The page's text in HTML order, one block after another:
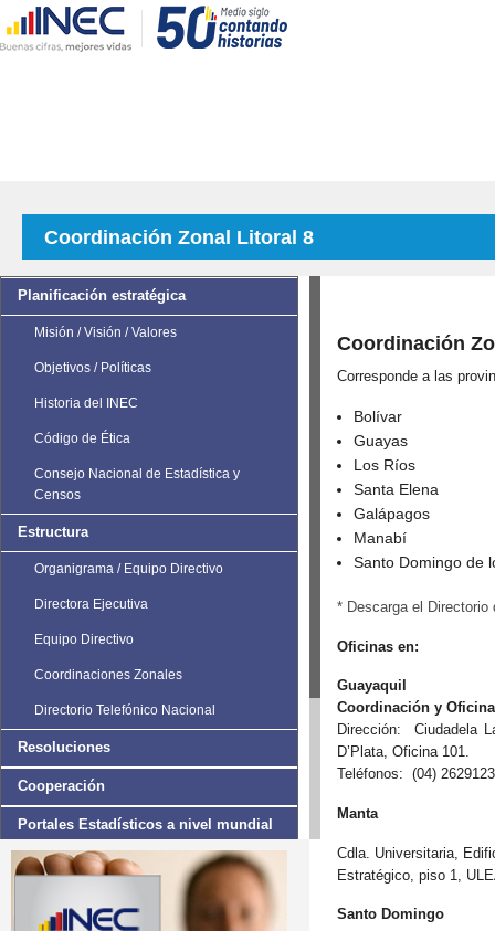
Coordinación Zonal Litoral 8
Planificación estratégica
Misión / Visión / Valores
Objetivos / Políticas
Historia del INEC
Código de Ética
Consejo Nacional de Estadística y
Censos
Estructura
Organigrama / Equipo Directivo
Directora Ejecutiva
Equipo Directivo
Coordinaciones Zonales
Directorio Telefónico Nacional
Resoluciones
Cooperación
Portales Estadísticos a nivel mundial
Estudios e Investigaciones
Coordinación
Corresponde a las
Bolívar
Guayas
Los Ríos
Santa Elena
Galápagos
Manabí
Santo Domingo de
* Descarga el Directorio
Oficinas en:
Guayaquil
Coordinación y
Dirección: Ciudadela
D’Plata, Oficina 101.
Teléfonos: (04)
Manta
Cdla. Universitaria,
Estratégico, piso 1,
Santo Domingo